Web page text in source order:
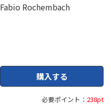
Fabio Rochembach
購入する
必要ポイント： 238pt